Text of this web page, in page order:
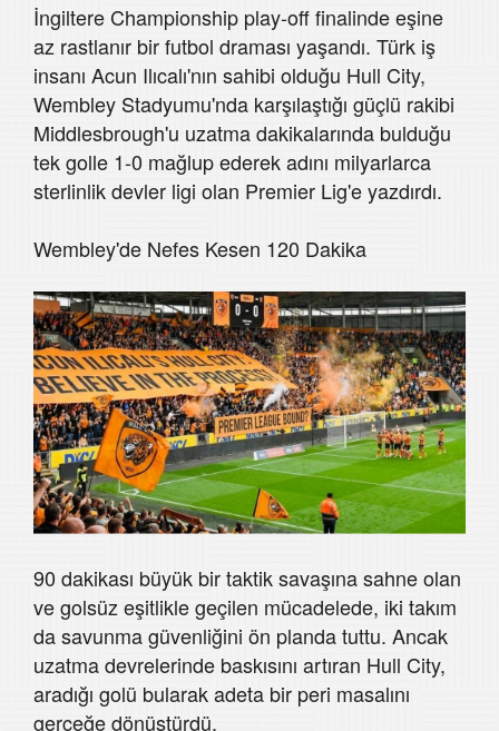
İngiltere Championship play-off finalinde eşine
az rastlanır bir futbol draması yaşandı. Türk iş
insanı Acun Ilıcalı'nın sahibi olduğu Hull City,
Wembley Stadyumu'nda karşılaştığı güçlü rakibi
Middlesbrough'u uzatma dakikalarında bulduğu
tek golle 1-0 mağlup ederek adını milyarlarca
sterlinlik devler ligi olan Premier Lig'e yazdırdı.
Wembley'de Nefes Kesen 120 Dakika
90 dakikası büyük bir taktik savaşına sahne olan
ve golsüz eşitlikle geçilen mücadelede, iki takım
da savunma güvenliğini ön planda tuttu. Ancak
uzatma devrelerinde baskısını artıran Hull City,
aradığı golü bularak adeta bir peri masalını
gerçeğe dönüştürdü.